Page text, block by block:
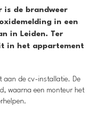
is de brandweer
in een
in Leiden. Ter
in het appartement
aan de cv-installatie. De
waarna een monteur het